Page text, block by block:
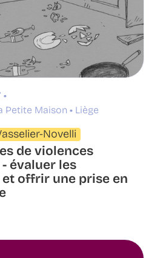
Petite Maison
Liège
Novelli
de violences
évaluer les
offrir une prise en